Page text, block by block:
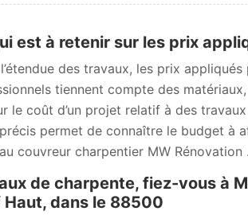
est à retenir sur les prix
des travaux, les prix
tiennent compte des
le coût d’un projet relatif à des
permet de connaître le budget à
couvreur charpentier MW Rénovation .
de charpente, fiez-vous à
Haut, dans le 88500